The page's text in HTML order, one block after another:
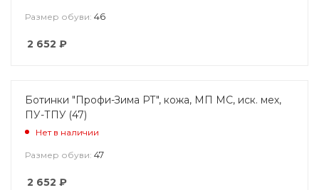
Размер обуви: 46
2 652 ₽
Ботинки "Профи-Зима РТ", кожа, МП МС, иск. мех,
ПУ-ТПУ (47)
Нет в наличии
Размер обуви: 47
2 652 ₽